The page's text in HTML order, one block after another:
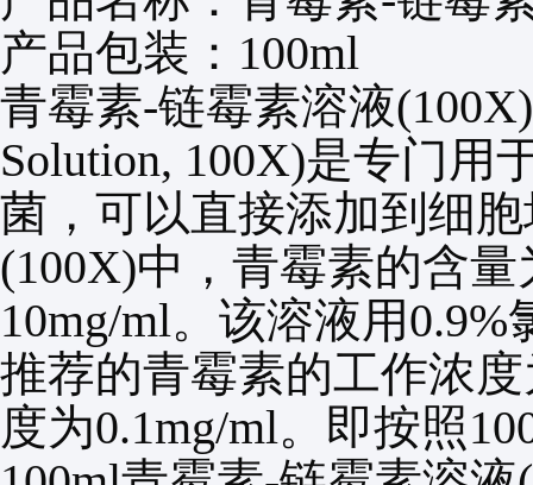
产品包装 ： 100ml
青霉素-链霉素溶液
Solution, 100X)是专门用
菌，可以直接添加到细
(100X)中，青霉素的含量
10mg/ml。该溶液用0.9%
推荐的青霉素的工作浓
度为0.1mg/ml。即按照